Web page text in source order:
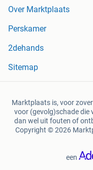
Over Marktplaats
Perskamer
2dehands
Sitemap
Marktplaats is, voor
voor (gevolg)schade die
dan wel uit fouten of
Copyright © 2026
een